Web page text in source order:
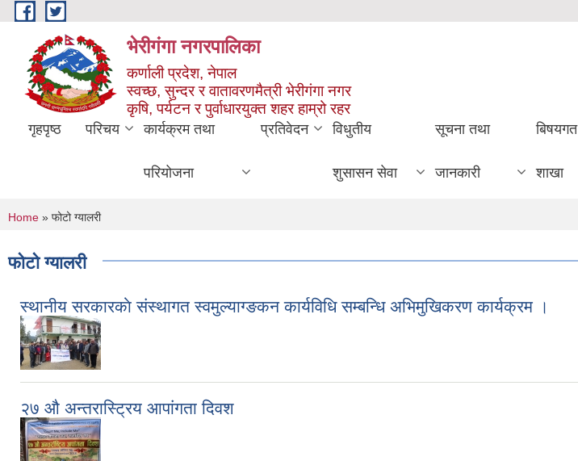
Skip to main content
भेरीगंगा नगरपालिका
कर्णाली प्रदेश, नेपाल
स्वच्छ, सुन्दर र वातावरणमैत्री भेरीगंगा नगर
कृषि, पर्यटन र पुर्वाधारयुक्त शहर हाम्रो रहर
गृहपृष्ठ परिचय कार्यक्रम तथा
परियोजना
प्रतिवेदन विधुतीय
शुसासन सेवा
सूचना तथा
जानकारी
बिषयगत
शाखा
You are here
Home » फोटो ग्यालरी
फोटो ग्यालरी
स्थानीय सरकारकाे संस्थागत स्वमुल्याग्ङकन कार्यविधि सम्बन्धि अभिमुखिकरण कार्यक्रम ।
२७ औ अन्तरास्ट्रिय आपांगता दिवश